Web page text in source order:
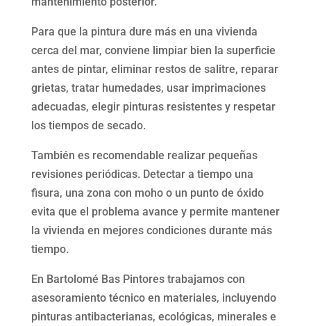
Para que la pintura dure más en una vivienda
cerca del mar, conviene limpiar bien la superficie
antes de pintar, eliminar restos de salitre, reparar
grietas, tratar humedades, usar imprimaciones
adecuadas, elegir pinturas resistentes y respetar
los tiempos de secado.
También es recomendable realizar pequeñas
revisiones periódicas. Detectar a tiempo una
fisura, una zona con moho o un punto de óxido
evita que el problema avance y permite mantener
la vivienda en mejores condiciones durante más
tiempo.
En Bartolomé Bas Pintores trabajamos con
asesoramiento técnico en materiales, incluyendo
pinturas antibacterianas, ecológicas, minerales e